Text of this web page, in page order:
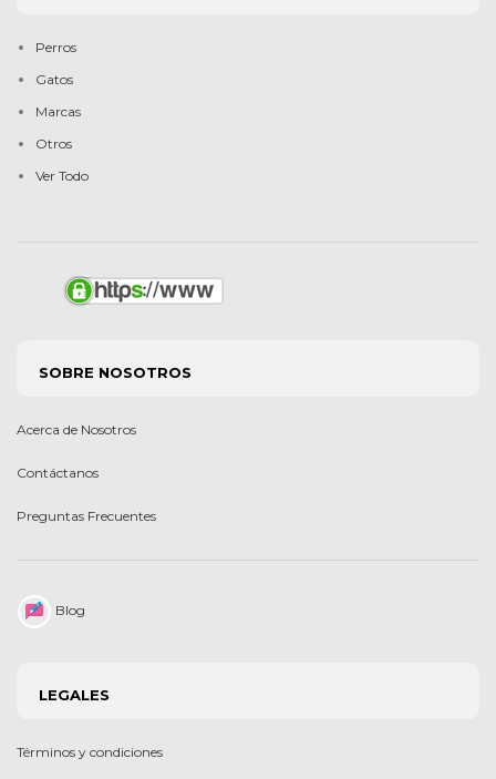
Perros
Gatos
Marcas
Otros
Ver Todo
SOBRE NOSOTROS
Acerca de Nosotros
Contáctanos
Preguntas Frecuentes
Blog
LEGALES
Términos y condiciones